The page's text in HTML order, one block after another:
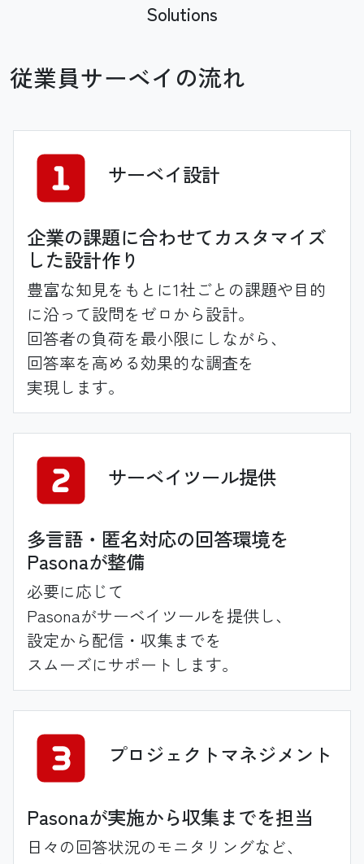
Solutions
従業員サーベイの流れ
サーベイ設計
企業の課題に合わせてカスタマイズ
した設計作り
豊富な知見をもとに1社ごとの課題や目的
に沿って設問をゼロから設計。
回答者の負荷を最小限にしながら、
回答率を高める効果的な調査を
実現します。
サーベイ ツール提供
多言語・匿名対応の回答環境を
Pasonaが整備
必要に応じて
Pasonaがサーベイツールを提供し、
設定から配信・ 収集までを
スムーズにサポートします。
プロジェクトマネジメント
Pasonaが実施から収集までを担当
日々の回答状況のモニタリングなど、